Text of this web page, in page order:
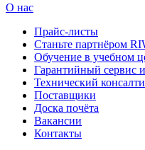
О нас
Прайс-листы
Станьте партнёром
Обучение в учебном
Гарантийный сервис
Технический
Поставщики
Доска почёта
Вакансии
Контакты